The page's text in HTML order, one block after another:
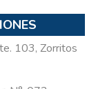
103, Zorritos